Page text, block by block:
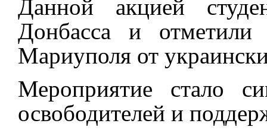
Данной акцией
Донбасса и отметили
Мариуполя от
Мероприятие стало
освободителей и